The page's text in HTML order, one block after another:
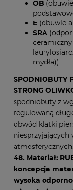
OB
E (obuwie
SRA
mydła))
SPODNIOBUTY
STRONG
spodniobuty z
regulowaną
obwód klatki
niesprzyjających
atmosferycznych.
48. Materiał:
koncepcja
wysoka